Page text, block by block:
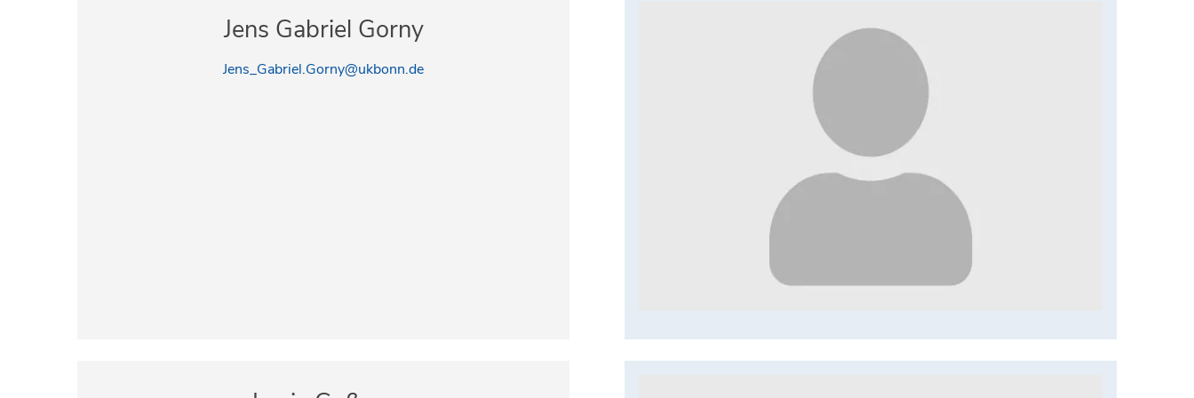
Jens Gabriel Gorny
Jens_Gabriel.Gorny@ukbonn.de